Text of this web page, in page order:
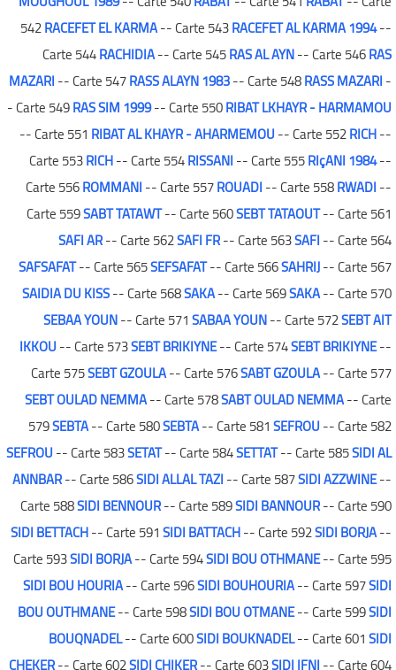
542RACEFET EL KARMA-- Carte 543RACEFET AL KARMA 1994--
Carte 544RACHIDIA-- Carte 545RAS AL AYN-- Carte 546RAS
MAZARI-- Carte 547RASS ALAYN 1983-- Carte 548RASS MAZARI-
- Carte 549RAS SIM 1999-- Carte 550RIBAT LKHAYR - HARMAMOU
-- Carte 551 RIBAT AL KHAYR - AHARMEMOU-- Carte 552RICH--
Carte 553RICH-- Carte 554RISSANI-- Carte 555RIçANI 1984--
Carte 556ROMMANI-- Carte 557ROUADI-- Carte 558RWADI--
Carte 559SABT TATAWT-- Carte 560SEBT TATAOUT-- Carte 561
SAFI AR-- Carte 562SAFI FR-- Carte 563SAFI-- Carte 564
SAFSAFAT-- Carte 565SEFSAFAT-- Carte 566SAHRIJ-- Carte 567
SAIDIA DU KISS-- Carte 568SAKA-- Carte 569SAKA-- Carte 570
SEBAA YOUN-- Carte 571SABAA YOUN-- Carte 572SEBT AIT
IKKOU-- Carte 573SEBT BRIKIYNE-- Carte 574SEBT BRIKIYNE--
Carte 575SEBT GZOULA-- Carte 576SABT GZOULA-- Carte 577
SEBT OULAD NEMMA-- Carte 578SABT OULAD NEMMA-- Carte
579SEBTA-- Carte 580SEBTA-- Carte 581SEFROU-- Carte 582
SEFROU-- Carte 583SETAT-- Carte 584SETTAT-- Carte 585SIDI AL
ANNBAR-- Carte 586SIDI ALLAL TAZI-- Carte 587SIDI AZZWINE--
Carte 588SIDI BENNOUR-- Carte 589SIDI BANNOUR-- Carte 590
SIDI BETTACH-- Carte 591SIDI BATTACH-- Carte 592SIDI BORJA--
Carte 593SIDI BORJA-- Carte 594SIDI BOU OTHMANE-- Carte 595
SIDI BOU HOURIA-- Carte 596SIDI BOUHOURIA-- Carte 597SIDI
BOU OUTHMANE-- Carte 598SIDI BOU OTMANE-- Carte 599SIDI
BOUQNADEL-- Carte 600SIDI BOUKNADEL-- Carte 601SIDI
CHEKER-- Carte 602SIDI CHIKER-- Carte 603SIDI IFNI-- Carte 604